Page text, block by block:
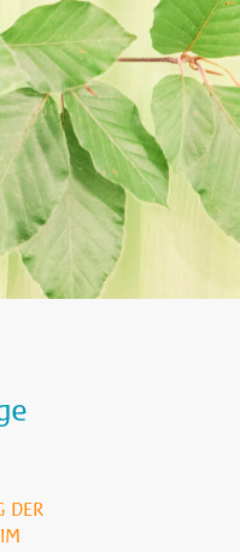
DER